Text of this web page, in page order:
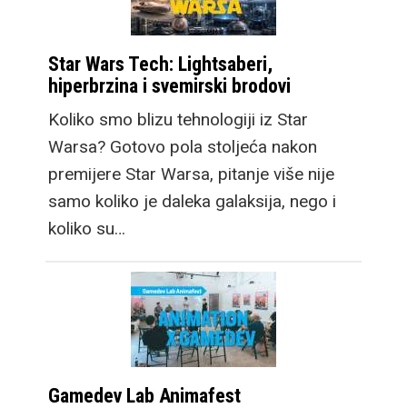
Star Wars Tech: Lightsaberi,
hiperbrzina i svemirski brodovi
Koliko smo blizu tehnologiji iz Star
Warsa? Gotovo pola stoljeća nakon
premijere Star Warsa, pitanje više nije
samo koliko je daleka galaksija, nego i
koliko su…
Gamedev Lab Animafest